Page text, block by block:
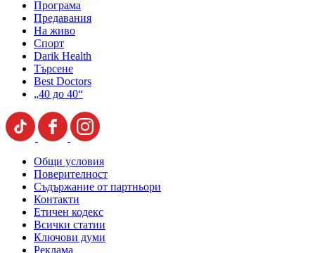
Програма
Предавания
На живо
Спорт
Darik Health
Търсене
Best Doctors
„40 до 40“
Общи условия
Поверителност
Съдържание от партньори
Контакти
Етичен кодекс
Всички статии
Ключови думи
Реклама